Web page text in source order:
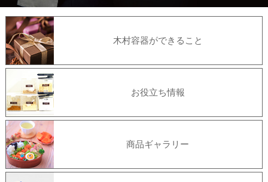
木村容器ができること
お役立ち情報
商品ギャラリー